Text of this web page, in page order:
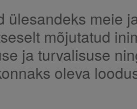
ülesandeks meie
mõjutatud
ja turvalisuse
oleva